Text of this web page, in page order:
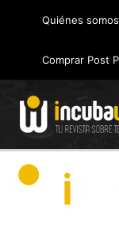
Quiénes somos
Comprar Post